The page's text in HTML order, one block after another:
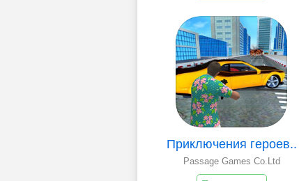
Приключения героев..
Passage Games Co.Ltd